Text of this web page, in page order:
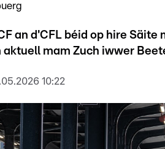
an d'CFL béid op hire
aktuell mam Zuch iwwer
10:22